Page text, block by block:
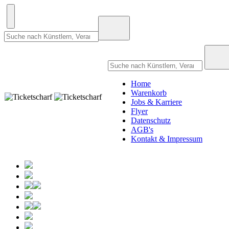
Home
Warenkorb
Jobs & Karriere
Flyer
Datenschutz
AGB's
Kontakt & Impressum